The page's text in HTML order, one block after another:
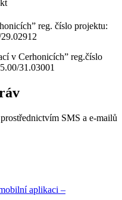
reg. číslo projektu:
v Cerhonicích” reg.číslo
31.03001
prostřednictvím SMS a e-mailů
aplikaci –